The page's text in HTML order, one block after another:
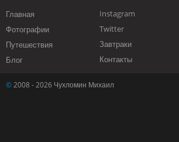
Главная
Фотографии
Путешествия
Блог
Instagram
Twitter
Завтраки
Контакты
© 2008 - 2026 Чухломин Михаил